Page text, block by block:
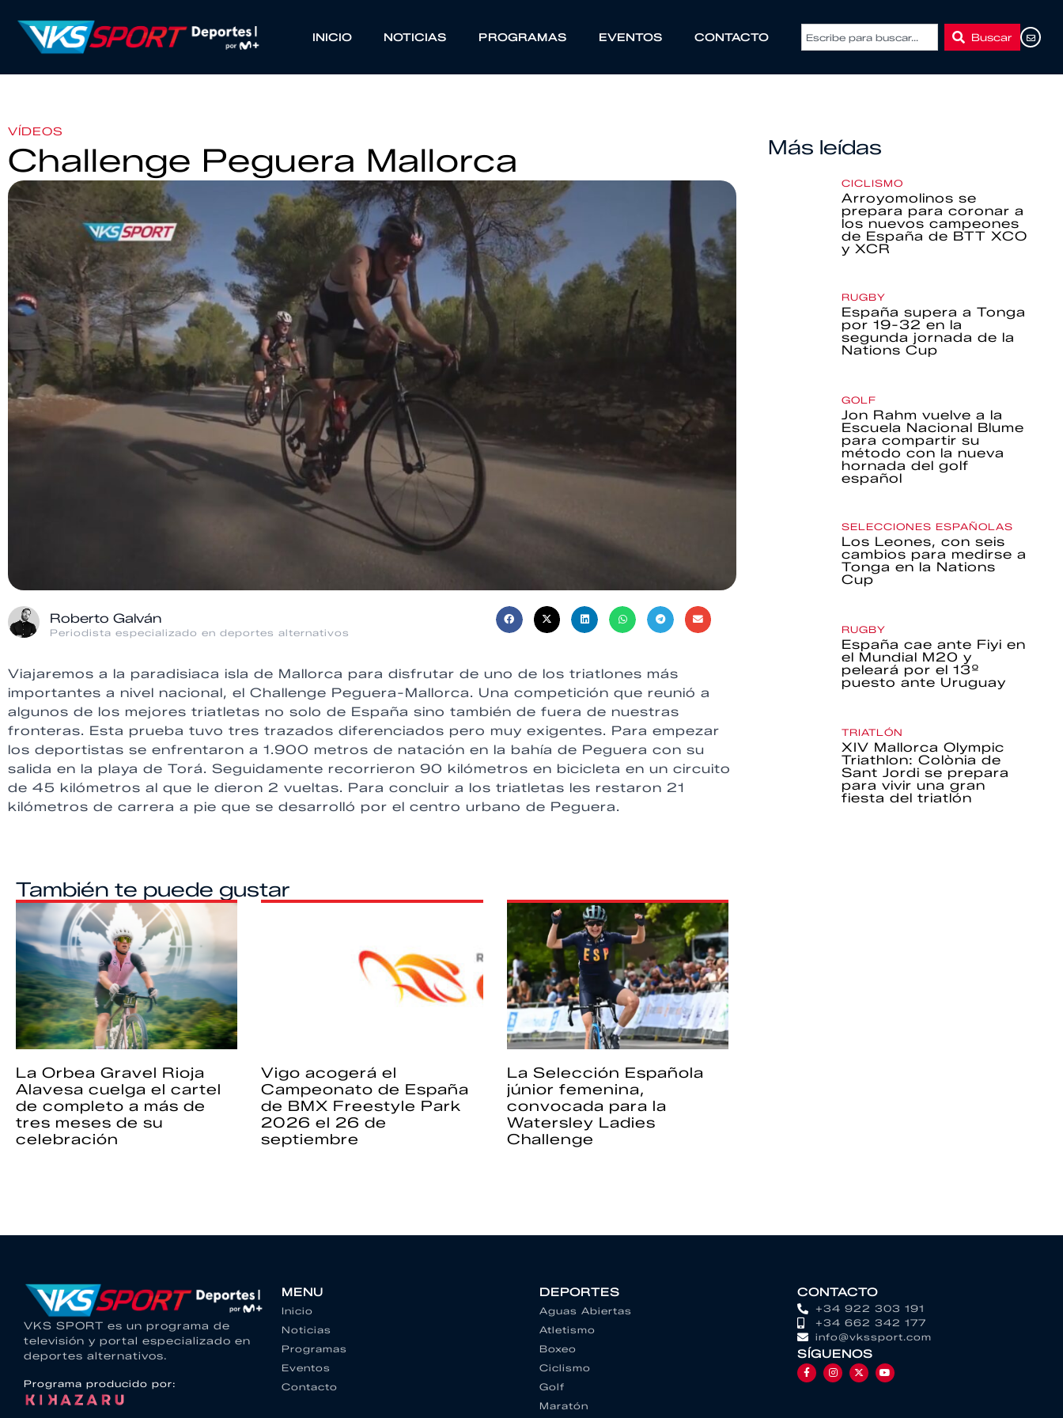
INICIO NOTICIAS PROGRAMAS EVENTOS CONTACTO Buscar
VÍDEOS
Challenge Peguera Mallorca
Roberto Galván
Periodista especializado en deportes alternativos
Viajaremos a la paradisiaca isla de Mallorca para disfrutar de uno de los triatlones más
importantes a nivel nacional, el Challenge Peguera-Mallorca. Una competición que reunió a
algunos de los mejores triatletas no solo de España sino también de fuera de nuestras
fronteras. Esta prueba tuvo tres trazados diferenciados pero muy exigentes. Para empezar
los deportistas se enfrentaron a 1.900 metros de natación en la bahía de Peguera con su
salida en la playa de Torá. Seguidamente recorrieron 90 kilómetros en bicicleta en un circuito
de 45 kilómetros al que le dieron 2 vueltas. Para concluir a los triatletas les restaron 21
kilómetros de carrera a pie que se desarrolló por el centro urbano de Peguera.
También te puede gustar
La Orbea Gravel Rioja
Alavesa cuelga el cartel
de completo a más de
tres meses de su
celebración
Vigo acogerá el
Campeonato de España
de BMX Freestyle Park
2026 el 26 de
septiembre
La Selección Española
júnior femenina,
convocada para la
Watersley Ladies
Challenge
Más leídas
CICLISMO
Arroyomolinos se
prepara para coronar a
los nuevos campeones
de España de BTT XCO
y XCR
RUGBY
España supera a Tonga
por 19-32 en la
segunda jornada de la
Nations Cup
GOLF
Jon Rahm vuelve a la
Escuela Nacional Blume
para compartir su
método con la nueva
hornada del golf
español
SELECCIONES ESPAÑOLAS
Los Leones, con seis
cambios para medirse a
Tonga en la Nations
Cup
RUGBY
España cae ante Fiyi en
el Mundial M20 y
peleará por el 13º
puesto ante Uruguay
TRIATLÓN
XIV Mallorca Olympic
Triathlon: Colònia de
Sant Jordi se prepara
para vivir una gran
fiesta del triatlón
VKS SPORT es un programa de
televisión y portal especializado en
deportes alternativos.
Programa producido por:
MENU
Inicio
Noticias
Programas
Eventos
Contacto
DEPORTES
Aguas Abiertas
Atletismo
Boxeo
Ciclismo
Golf
Maratón
CONTACTO
+34 922 303 191
+34 662 342 177
info@vkssport.com
SÍGUENOS